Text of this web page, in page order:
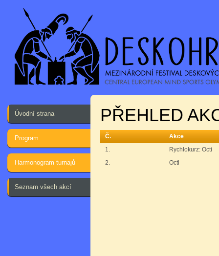
Úvodní strana
Program
Harmonogram turnajů
Seznam všech akcí
PŘEHLED
Č.
Akce
1.
Rychlokurz: Octi
2.
Octi